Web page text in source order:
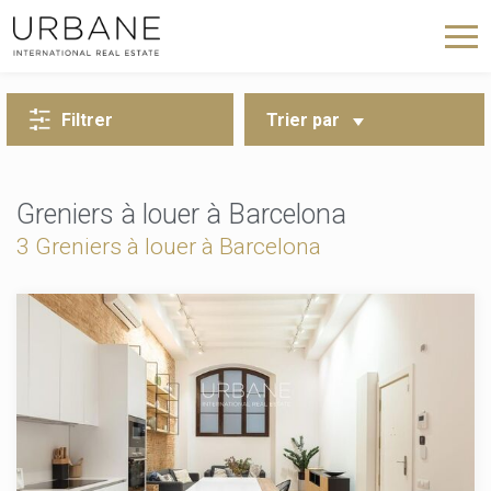
Filtrer Trier par
Greniers à louer à Barcelona
3 Greniers à louer à Barcelona